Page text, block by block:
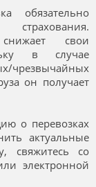
обязательно
страхования.
свои
в случае
чрезвычайных
он получает
о перевозках
актуальные
свяжитесь со
электронной